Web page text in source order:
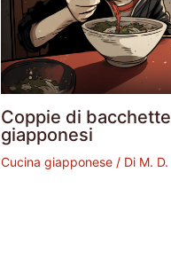
Coppie di bacchette
giapponesi
Cucina giapponese/ Di M. D.